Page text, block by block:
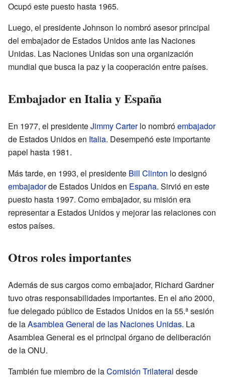
Ocupó este puesto hasta 1965.
Luego, el presidente Johnson lo nombró asesor principal
del embajador de Estados Unidos ante las Naciones
Unidas. Las Naciones Unidas son una organización
mundial que busca la paz y la cooperación entre países.
Embajador en Italia y España
En 1977, el presidenteJimmy Carterlo nombróembajador
de Estados Unidos en Italia. Desempeñó este importante
papel hasta 1981.
Más tarde, en 1993, el presidente Bill Clinton lo designó
embajadorde Estados Unidos en España. Sirvió en este
puesto hasta 1997. Como embajador, su misión era
representar a Estados Unidos y mejorar las relaciones con
estos países.
Otros roles importantes
Además de sus cargos como embajador, Richard Gardner
tuvo otras responsabilidades importantes. En el año 2000,
fue delegado público de Estados Unidos en la 55.ª sesión
de laAsamblea General de las Naciones Unidas. La
Asamblea General es el principal órgano de deliberación
de la ONU.
También fue miembro de laComisión Trilateral desde